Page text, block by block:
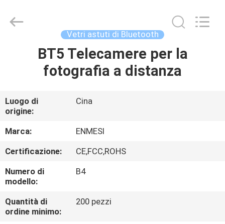
CIRCA
NOI
GIRO
DELLA
FABBRICA
Technology
Vetri astuti di Bluetooth
BT5 Telecamere per la
fotografia a distanza
Luogo di
origine:
Cina
Marca:
ENMESI
Certificazione:
CE,FCC,ROHS
Numero di
modello:
B4
Quantità di
ordine minimo:
200 pezzi